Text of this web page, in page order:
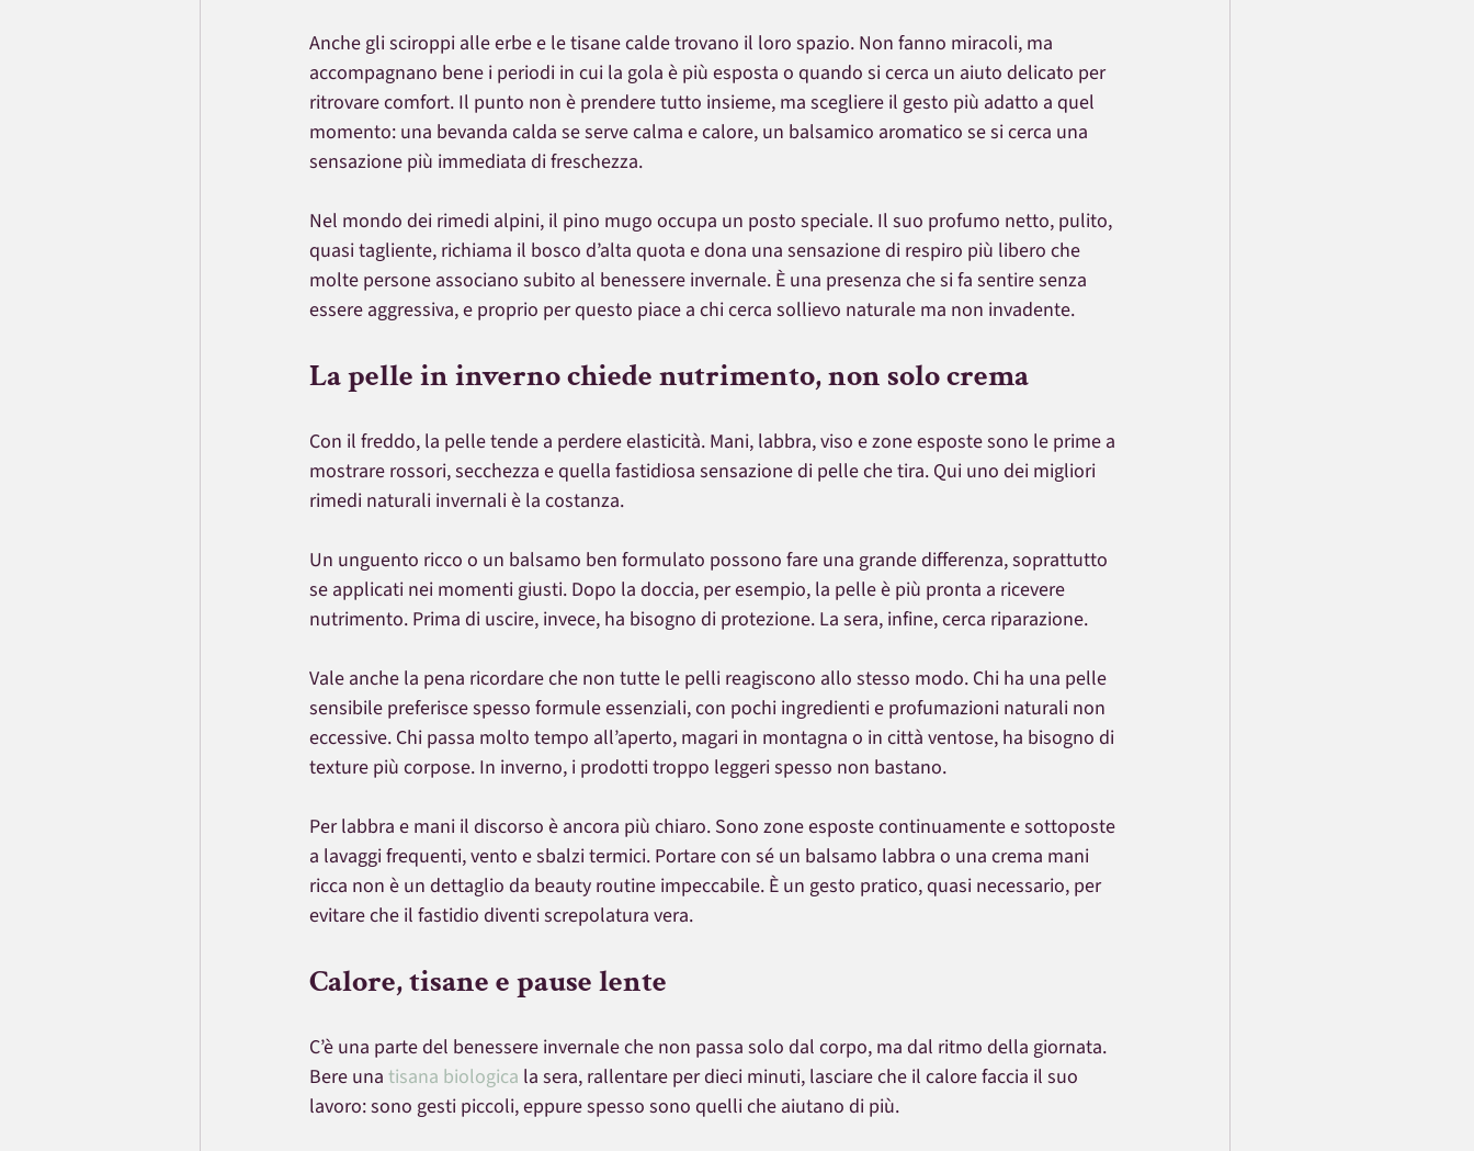
Anche gli sciroppi alle erbe e le tisane calde trovano il loro spazio. Non fanno miracoli, ma
accompagnano bene i periodi in cui la gola è più esposta o quando si cerca un aiuto delicato per
ritrovare comfort. Il punto non è prendere tutto insieme, ma scegliere il gesto più adatto a quel
momento: una bevanda calda se serve calma e calore, un balsamico aromatico se si cerca una
sensazione più immediata di freschezza.
Nel mondo dei rimedi alpini, il pino mugo occupa un posto speciale. Il suo profumo netto, pulito,
quasi tagliente, richiama il bosco d’alta quota e dona una sensazione di respiro più libero che
molte persone associano subito al benessere invernale. È una presenza che si fa sentire senza
essere aggressiva, e proprio per questo piace a chi cerca sollievo naturale ma non invadente.
La pelle in inverno chiede nutrimento, non solo crema
Con il freddo, la pelle tende a perdere elasticità. Mani, labbra, viso e zone esposte sono le prime a
mostrare rossori, secchezza e quella fastidiosa sensazione di pelle che tira. Qui uno dei migliori
rimedi naturali invernali è la costanza.
Un unguento ricco o un balsamo ben formulato possono fare una grande differenza, soprattutto
se applicati nei momenti giusti. Dopo la doccia, per esempio, la pelle è più pronta a ricevere
nutrimento. Prima di uscire, invece, ha bisogno di protezione. La sera, infine, cerca riparazione.
Vale anche la pena ricordare che non tutte le pelli reagiscono allo stesso modo. Chi ha una pelle
sensibile preferisce spesso formule essenziali, con pochi ingredienti e profumazioni naturali non
eccessive. Chi passa molto tempo all’aperto, magari in montagna o in città ventose, ha bisogno di
texture più corpose. In inverno, i prodotti troppo leggeri spesso non bastano.
Per labbra e mani il discorso è ancora più chiaro. Sono zone esposte continuamente e sottoposte
a lavaggi frequenti, vento e sbalzi termici. Portare con sé un balsamo labbra o una crema mani
ricca non è un dettaglio da beauty routine impeccabile. È un gesto pratico, quasi necessario, per
evitare che il fastidio diventi screpolatura vera.
Calore, tisane e pause lente
C’è una parte del benessere invernale che non passa solo dal corpo, ma dal ritmo della giornata.
Bere una tisana biologica la sera, rallentare per dieci minuti, lasciare che il calore faccia il suo
lavoro: sono gesti piccoli, eppure spesso sono quelli che aiutano di più.